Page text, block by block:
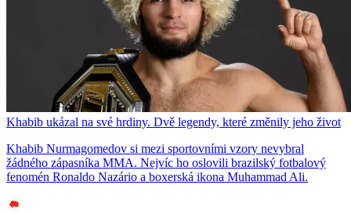
Khabib ukázal na své hrdiny. Dvě legendy, které změnily jeho život
Khabib Nurmagomedov si mezi sportovními vzory nevybral
žádného zápasníka MMA. Nejvíc ho oslovili brazilský fotbalový
fenomén Ronaldo Nazário a boxerská ikona Muhammad Ali.